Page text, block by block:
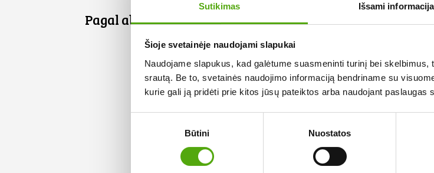
Sutikimas Išsami informacija
Šioje svetainėje naudojami slapukai
Naudojame slapukus, kad galėtume suasmeninti turinį bei
srautą. Be to, svetainės naudojimo informaciją bendriname su
kurie gali ją pridėti prie kitos jūsų pateiktos arba naudojant paslaugas
Būtini Nuostatos
Pagal abėcėlę: